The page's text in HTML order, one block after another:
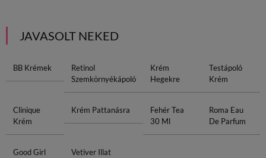
JAVASOLT NEKED
BB Krémek
Retinol
Szemkörnyékápoló
Krém
Hegekre
Testápoló
Krém
Clinique
Krém
Krém Pattanásra
Fehér Tea
30 Ml
Roma Eau
De Parfum
Good Girl
Vetiver Illat